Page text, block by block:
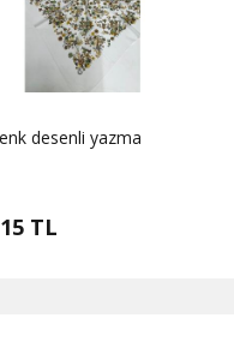
desenli yazma
TL